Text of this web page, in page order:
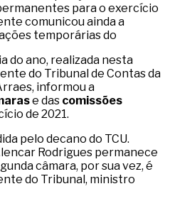
para o exercício
comunicou ainda a
temporárias do
do ano, realizada nesta
do Tribunal de Contas da
informou a
e das comissões
de 2021.
pelo decano do TCU.
Rodrigues permanece
câmara, por sua vez, é
do Tribunal, ministro